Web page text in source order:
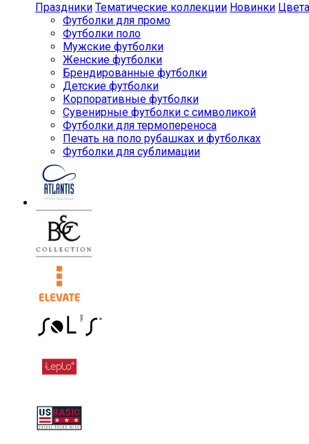
Праздники Тематические коллекции Новинки Цвета
Футболки для промо
Футболки поло
Мужские футболки
Женские футболки
Брендированные футболки
Детские футболки
Корпоративные футболки
Сувенирные футболки с символикой
Футболки для термопереноса
Печать на поло рубашках и футболках
Футболки для сублимации